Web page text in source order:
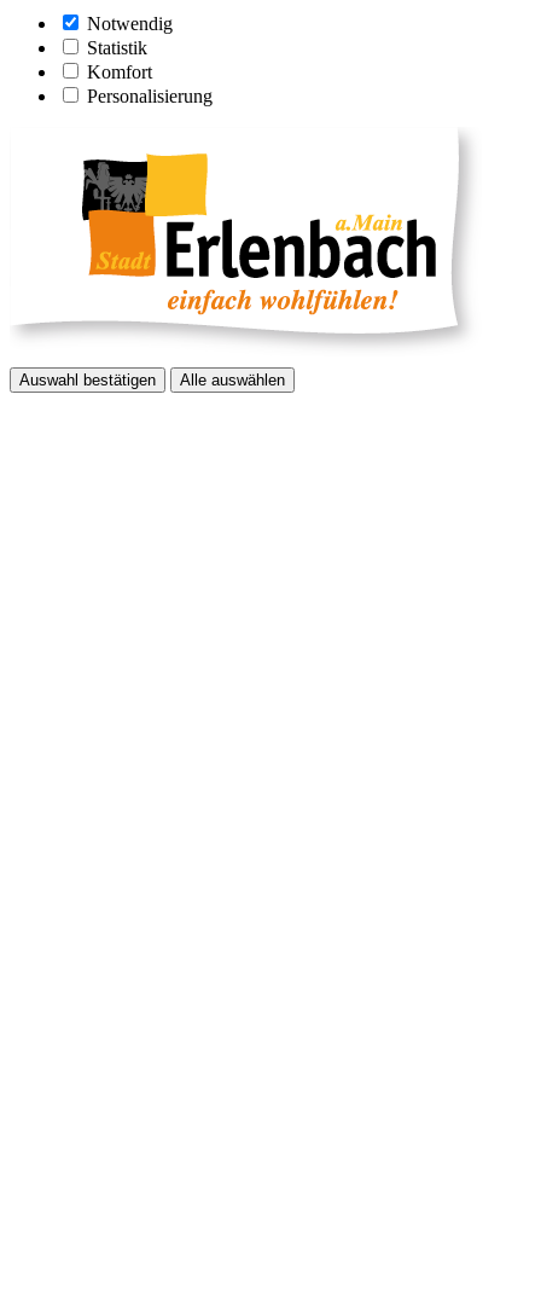
Notwendig
Statistik
Komfort
Personalisierung
Auswahl bestätigen Alle auswählen